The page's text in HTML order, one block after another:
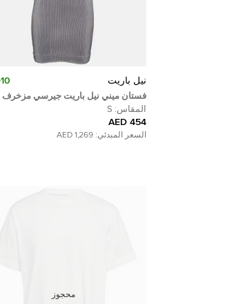
نيل باريت 10+
فستان ميني نيل باريت جيرسي مزخرف
بخطوط رمادية مقاس صغير - سمول
المقاس: S
454 AED
السعر المبدئي: 1,269 AED
محجوز